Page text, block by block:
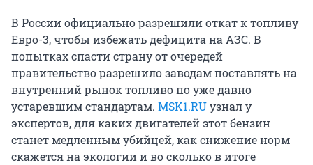
В России официально разрешили откат к топливу
Евро-3, чтобы избежать дефицита на АЗС. В
попытках спасти страну от очередей
правительство разрешило заводам поставлять на
внутренний рынок топливо по уже давно
устаревшим стандартам. MSK1.RUузнал у
экспертов, для каких двигателей этот бензин
станет медленным убийцей, как снижение норм
скажется на экологии и во сколько в итоге